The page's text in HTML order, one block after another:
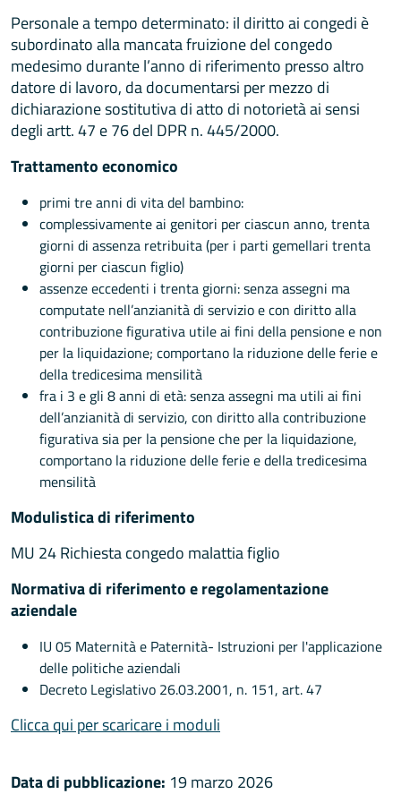
Personale a tempo determinato: il diritto ai congedi è
subordinato alla mancata fruizione del congedo
medesimo durante l’anno di riferimento presso altro
datore di lavoro, da documentarsi per mezzo di
dichiarazione sostitutiva di atto di notorietà ai sensi
degli artt. 47 e 76 del DPR n. 445/2000.
Trattamento economico
primi tre anni di vita del bambino:
complessivamente ai genitori per ciascun anno, trenta
giorni di assenza retribuita (per i parti gemellari trenta
giorni per ciascun figlio)
assenze eccedenti i trenta giorni: senza assegni ma
computate nell’anzianità di servizio e con diritto alla
contribuzione figurativa utile ai fini della pensione e non
per la liquidazione; comportano la riduzione delle ferie e
della tredicesima mensilità
fra i 3 e gli 8 anni di età: senza assegni ma utili ai fini
dell’anzianità di servizio, con diritto alla contribuzione
figurativa sia per la pensione che per la liquidazione,
comportano la riduzione delle ferie e della tredicesima
mensilità
Modulistica di riferimento
MU 24 Richiesta congedo malattia figlio
Normativa di riferimento e regolamentazione
aziendale
IU 05 Maternità e Paternità- Istruzioni per l'applicazione
delle politiche aziendali
Decreto Legislativo 26.03.2001, n. 151, art. 47
Clicca qui per scaricare i moduli
Data di pubblicazione: 19 marzo 2026